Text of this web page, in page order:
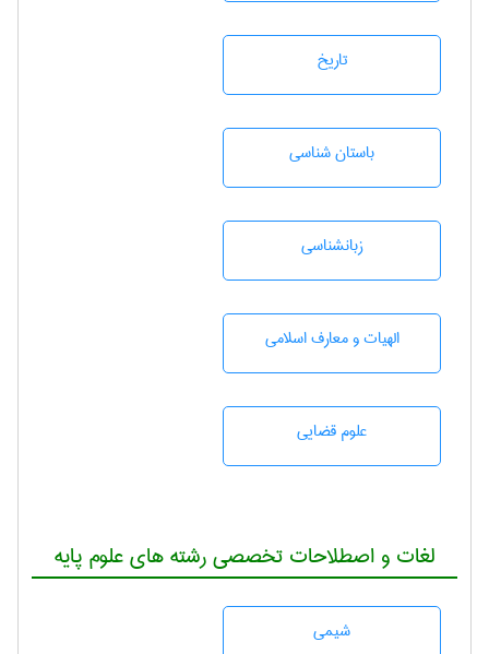
تاريخ
باستان شناسی
زبانشناسی
الهیات و معارف اسلامی
علوم قضایی
لغات و اصطلاحات تخصصی رشته های علوم پایه
شيمی